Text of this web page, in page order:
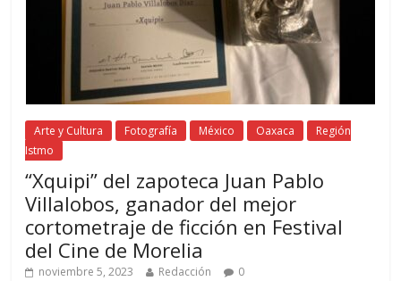
Arte y Cultura Fotografía México Oaxaca
Región
Istmo
“Xquipi” del zapoteca Juan Pablo
Villalobos, ganador del mejor
cortometraje de ficción en Festival
del Cine de Morelia
noviembre 5, 2023 Redacción 0